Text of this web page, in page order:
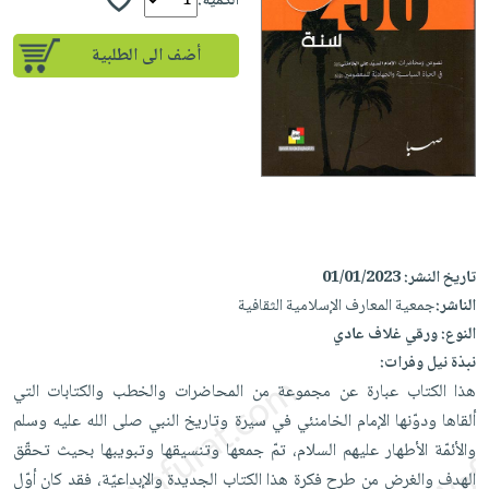
إختياراتنا
كتب
أكاديمية
صندوق
القراءة
English
iKitab
بلا
يتكرر
على
Android
تحميل
iKitab
على
Apple
أسئلة
طرحها
masmu3
على
على
Apple
المواضيع
الأكثر
وسائل
جوائز
تعليمية
الصحة
الشخصية
العناية
الشخصية
العناية
وتصفيف
الشعر
العناية
بالجسم
والسفرة
جديد
الكل
أواني
الطهي
أدوات
متجر
الهدايا
أقسام
أضف الى الطلبية
تاريخ النشر:01/01/2023
الناشر:جمعية المعارف الإسلامية الثقافية
النوع:ورقي غلاف عادي
نبذة نيل وفرات:
هذا الكتاب عبارة عن مجموعة من المحاضرات والخطب والكتابات التي
ألقاها ودوّنها الإمام الخامنئي في سيرة وتاريخ النبي صلى الله عليه وسلم
والأئمّة الأطهار عليهم السلام، تمّ جمعها وتنسيقها وتبويبها بحيث تحقّق
الهدف والغرض من طرح فكرة هذا الكتاب الجديدة والإبداعيّة، فقد كان أوّل